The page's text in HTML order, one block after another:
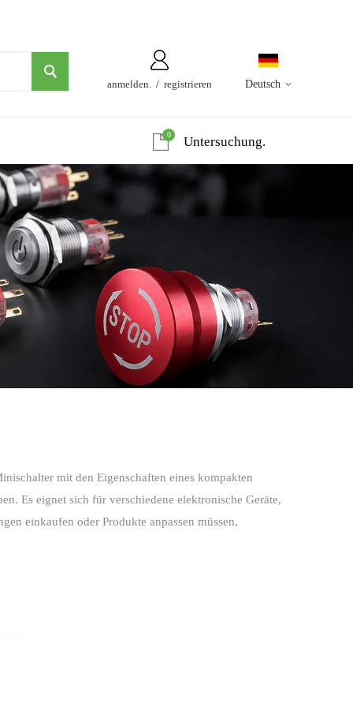
Deutsch
anmelden. / registrieren
Untersuchung.
0
mit den Eigenschaften eines kompakten
Es eignet sich für verschiedene elektronische Geräte,
einkaufen oder Produkte anpassen müssen,